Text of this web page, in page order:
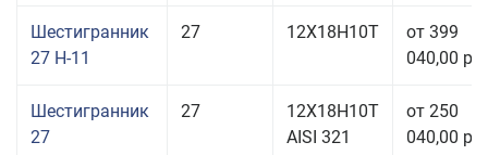
Шестигранник
27 Н-11
27 12Х18Н10Т
от 399
040,00
Шестигранник
27
27
12Х18Н10Т
AISI 321
от 250
040,00